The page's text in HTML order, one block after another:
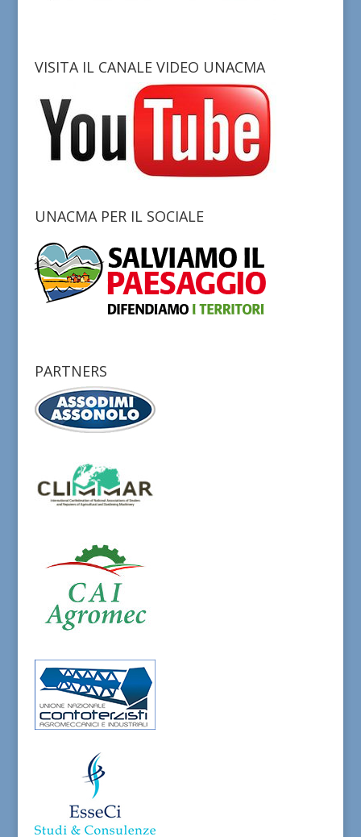
VISITA IL CANALE VIDEO UNACMA
UNACMA PER IL SOCIALE
PARTNERS